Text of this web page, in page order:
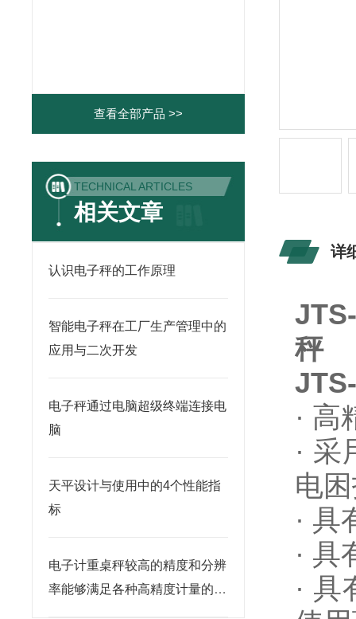
查看全部产品 >>
TECHNICAL ARTICLES
相关文章
认识电子秤的工作原理
智能电子秤在工厂生产管理中的
应用与二次开发
电子秤通过电脑超级终端连接电
脑
天平设计与使用中的4个性能指
标
电子计重桌秤较高的精度和分辨
率能够满足各种高精度计量的需
详
秤
·
·
电
·
·
·